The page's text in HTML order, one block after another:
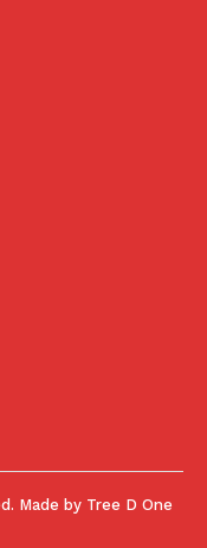
Made by Tree D One